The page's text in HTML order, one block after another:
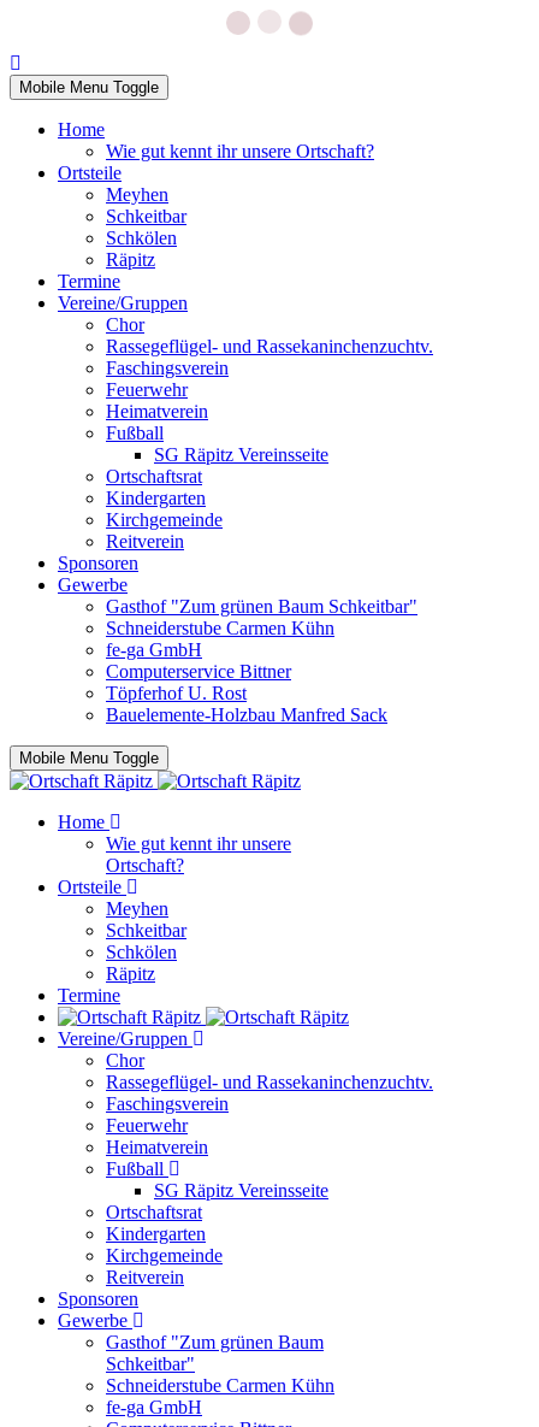
Mobile Menu Toggle
Home
Wie gut kennt ihr unsere Ortschaft?
Ortsteile
Meyhen
Schkeitbar
Schkölen
Räpitz
Termine
Vereine/Gruppen
Chor
Rassegeflügel- und Rassekaninchenzuchtv.
Faschingsverein
Feuerwehr
Heimatverein
Fußball
SG Räpitz Vereinsseite
Ortschaftsrat
Kindergarten
Kirchgemeinde
Reitverein
Sponsoren
Gewerbe
Gasthof "Zum grünen Baum Schkeitbar"
Schneiderstube Carmen Kühn
fe-ga GmbH
Computerservice Bittner
Töpferhof U. Rost
Bauelemente-Holzbau Manfred Sack
Mobile Menu Toggle
Home
Wie gut kennt ihr unsere
Ortschaft?
Ortsteile
Meyhen
Schkeitbar
Schkölen
Räpitz
Termine
Vereine/Gruppen
Chor
Rassegeflügel- und Rassekaninchenzuchtv.
Faschingsverein
Feuerwehr
Heimatverein
Fußball
SG Räpitz Vereinsseite
Ortschaftsrat
Kindergarten
Kirchgemeinde
Reitverein
Sponsoren
Gewerbe
Gasthof "Zum grünen Baum
Schkeitbar"
Schneiderstube Carmen Kühn
fe-ga GmbH